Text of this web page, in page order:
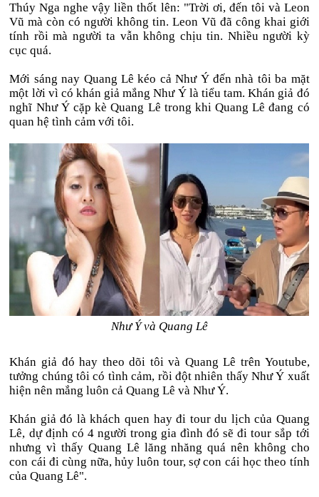
Thúy Nga nghe vậy liền thốt lên: "Trời ơi, đến tôi và Leon
Vũ mà còn có người không tin. Leon Vũ đã công khai giới
tính rồi mà người ta vẫn không chịu tin. Nhiều người kỳ
cục quá.
Mới sáng nay Quang Lê kéo cả Như Ý đến nhà tôi ba mặt
một lời vì có khán giả mắng Như Ý là tiểu tam. Khán giả đó
nghĩ Như Ý cặp kè Quang Lê trong khi Quang Lê đang có
quan hệ tình cảm với tôi.
Như Ý và Quang Lê
Khán giả đó hay theo dõi tôi và Quang Lê trên Youtube,
tưởng chúng tôi có tình cảm, rồi đột nhiên thấy Như Ý xuất
hiện nên mắng luôn cả Quang Lê và Như Ý.
Khán giả đó là khách quen hay đi tour du lịch của Quang
Lê, dự định có 4 người trong gia đình đó sẽ đi tour sắp tới
nhưng vì thấy Quang Lê lăng nhăng quá nên không cho
con cái đi cùng nữa, hủy luôn tour, sợ con cái học theo tính
của Quang Lê".